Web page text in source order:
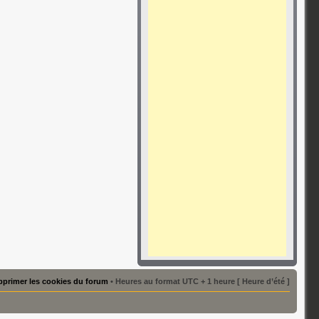
les cookies du forum • Heures au format UTC + 1 heure [ Heure d’été ]